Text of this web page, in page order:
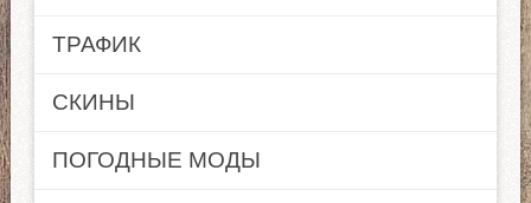
ТРАФИК
СКИНЫ
ПОГОДНЫЕ МОДЫ